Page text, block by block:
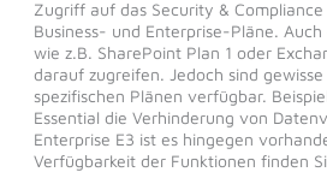
Zugriff auf das Security &
Business- und Enterprise-Pläne.
wie z.B. SharePoint Plan 1 oder
darauf zugreifen. Jedoch sind
spezifischen Plänen verfügbar.
Essential die Verhinderung von
Enterprise E3 ist es hingegen
Verfügbarkeit der Funktionen finden